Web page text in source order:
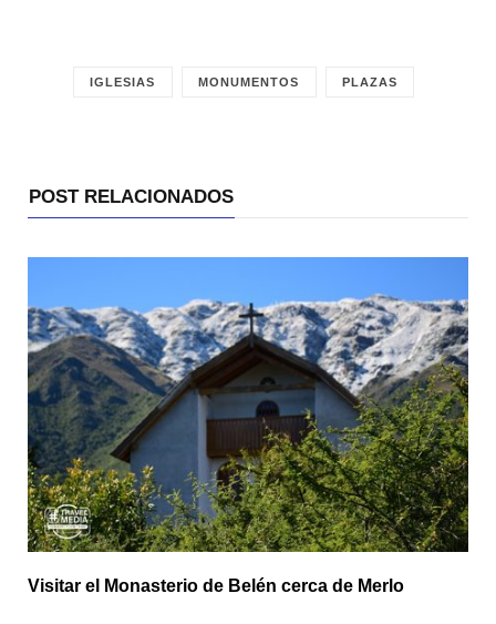
IGLESIAS MONUMENTOS PLAZAS
POST RELACIONADOS
Visitar el Monasterio de Belén cerca de Merlo